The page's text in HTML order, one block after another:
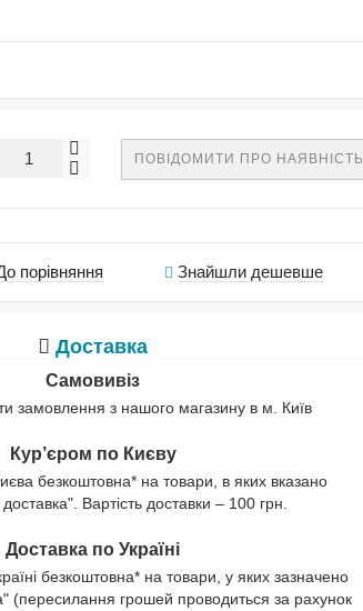
ПОВІДОМИТИ ПРО НАЯВНІСТЬ
порівняння Знайшли дешевше
Доставка
Самовивіз
замовлення з нашого магазину в м. Київ
Кур’єром по Києву
безкоштовна* на товари, в яких вказано
Вартість доставки – 100 грн.
Доставка по Україні
безкоштовна* на товари, у яких зазначено
(пересилання грошей проводиться за рахунок